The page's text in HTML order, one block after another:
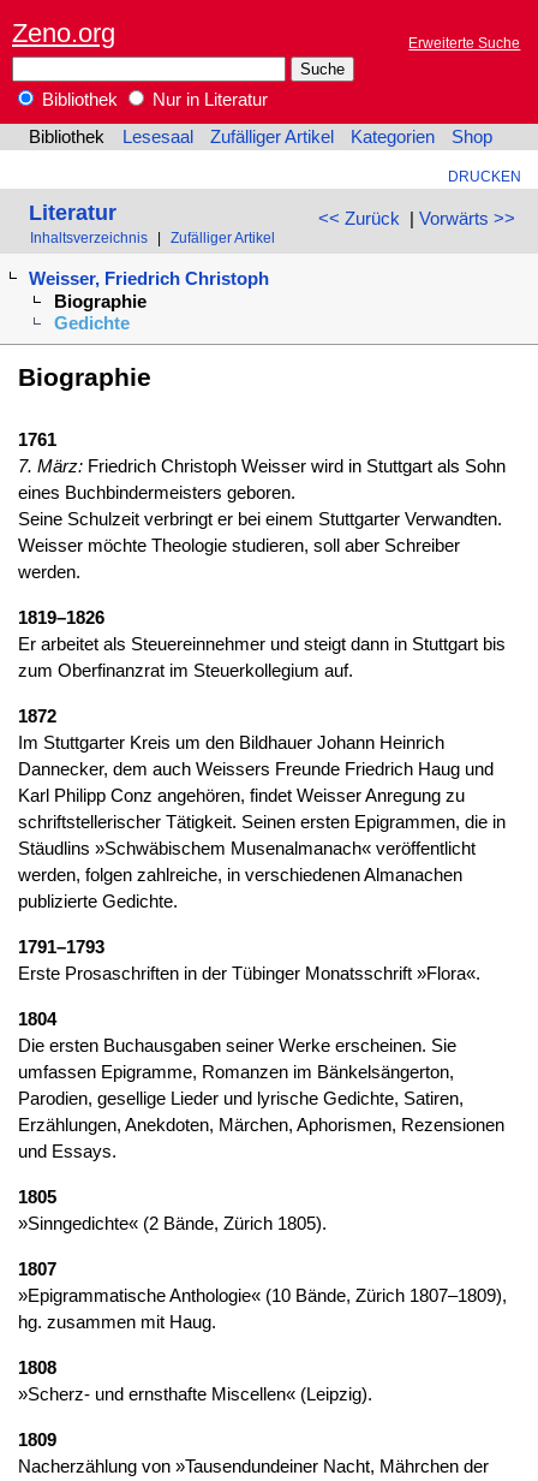
Zeno.org Erweiterte Suche
Bibliothek
Nur in Literatur
Bibliothek
Lesesaal Zufälliger Artikel Kategorien Shop
DRUCKEN
<< Zurück | Vorwärts >>
Literatur
Inhaltsverzeichnis Zufälliger Artikel
Weisser, Friedrich Christoph
Biographie
Gedichte
Biographie
1761
7. März:Friedrich Christoph Weisser wird in Stuttgart als Sohn
eines Buchbindermeisters geboren.
Seine Schulzeit verbringt er bei einem Stuttgarter Verwandten.
Weisser möchte Theologie studieren, soll aber Schreiber
werden.
1819–1826
Er arbeitet als Steuereinnehmer und steigt dann in Stuttgart bis
zum Oberfinanzrat im Steuerkollegium auf.
1872
Im Stuttgarter Kreis um den Bildhauer Johann Heinrich
Dannecker, dem auch Weissers Freunde Friedrich Haug und
Karl Philipp Conz angehören, findet Weisser Anregung zu
schriftstellerischer Tätigkeit. Seinen ersten Epigrammen, die in
Stäudlins »Schwäbischem Musenalmanach« veröffentlicht
werden, folgen zahlreiche, in verschiedenen Almanachen
publizierte Gedichte.
1791–1793
Erste Prosaschriften in der Tübinger Monatsschrift »Flora«.
1804
Die ersten Buchausgaben seiner Werke erscheinen. Sie
umfassen Epigramme, Romanzen im Bänkelsängerton,
Parodien, gesellige Lieder und lyrische Gedichte, Satiren,
Erzählungen, Anekdoten, Märchen, Aphorismen, Rezensionen
und Essays.
1805
»Sinngedichte« (2 Bände, Zürich 1805).
1807
»Epigrammatische Anthologie« (10 Bände, Zürich 1807–1809),
hg. zusammen mit Haug.
1808
»Scherz- und ernsthafte Miscellen« (Leipzig).
1809
Nacherzählung von »Tausendundeiner Nacht, Mährchen der